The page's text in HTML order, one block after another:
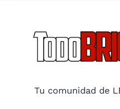
Footer
Tu comunidad de